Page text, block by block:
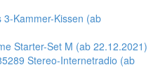
Kammer-Kissen (ab
Starter-Set M (ab 22.12.2021)
Stereo-Internetradio (ab